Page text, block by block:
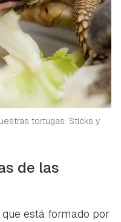
tortugas: Sticks y
de las
está formado por